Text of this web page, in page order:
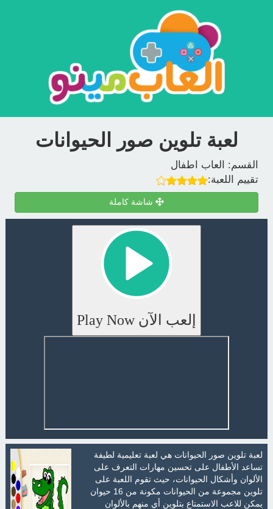
لعبة تلوين صور الحيوانات
القسم:
العاب اطفال
تقييم اللعبة:
شاشة كاملة
إلعب الآن Play Now
لعبة تلوين صور الحيوانات هي لعبة تعليمية لطيفة
تساعد الأطفال على تحسين مهارات التعرف على
الألوان وأشكال الحيوانات، حيث تقوم اللعبة على
تلوين مجموعة من الحيوانات مكونة من 16 حيوان
يمكن للاعب الاستمتاع بتلوين أي منهم بالألوان